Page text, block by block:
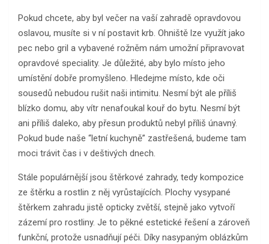
Pokud chcete, aby byl večer na vaší zahradě opravdovou
oslavou, musíte si v ní postavit krb. Ohniště lze využít jako
pec nebo gril a vybavené rožněm nám umožní připravovat
opravdové speciality. Je důležité, aby bylo místo jeho
umístění dobře promyšleno. Hledejme místo, kde oči
sousedů nebudou rušit naši intimitu. Nesmí být ale příliš
blízko domu, aby vítr nenafoukal kouř do bytu. Nesmí být
ani příliš daleko, aby přesun produktů nebyl příliš únavný.
Pokud bude naše “letní kuchyně” zastřešená, budeme tam
moci trávit čas i v deštivých dnech.
Stále populárnější jsou štěrkové zahrady, tedy kompozice
ze štěrku a rostlin z něj vyrůstajících. Plochy vysypané
štěrkem zahradu jistě opticky zvětší, stejně jako vytvoří
zázemí pro rostliny. Je to pěkné estetické řešení a zároveň
funkční, protože usnadňují péči. Díky nasypaným oblázkům